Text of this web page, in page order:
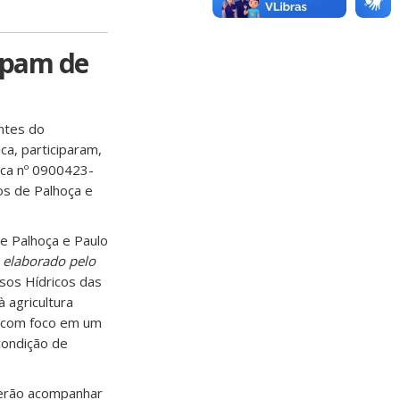
de
do
participaram,
nº 0900423-
de Palhoça e
Palhoça e Paulo
elaborado pelo
Hídricos das
agricultura
foco em um
de
acompanhar